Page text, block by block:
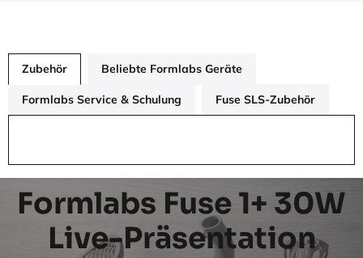
Zubehör Beliebte Formlabs Geräte
Formlabs Service & Schulung Fuse SLS-Zubehör
Formlabs Fuse 1+ 30W
Live-Präsentation